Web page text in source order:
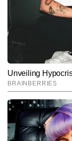
Hindi News
ललित
ललित कुमार